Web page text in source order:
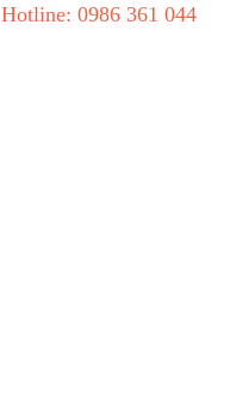
Hotline: 0986 361 044